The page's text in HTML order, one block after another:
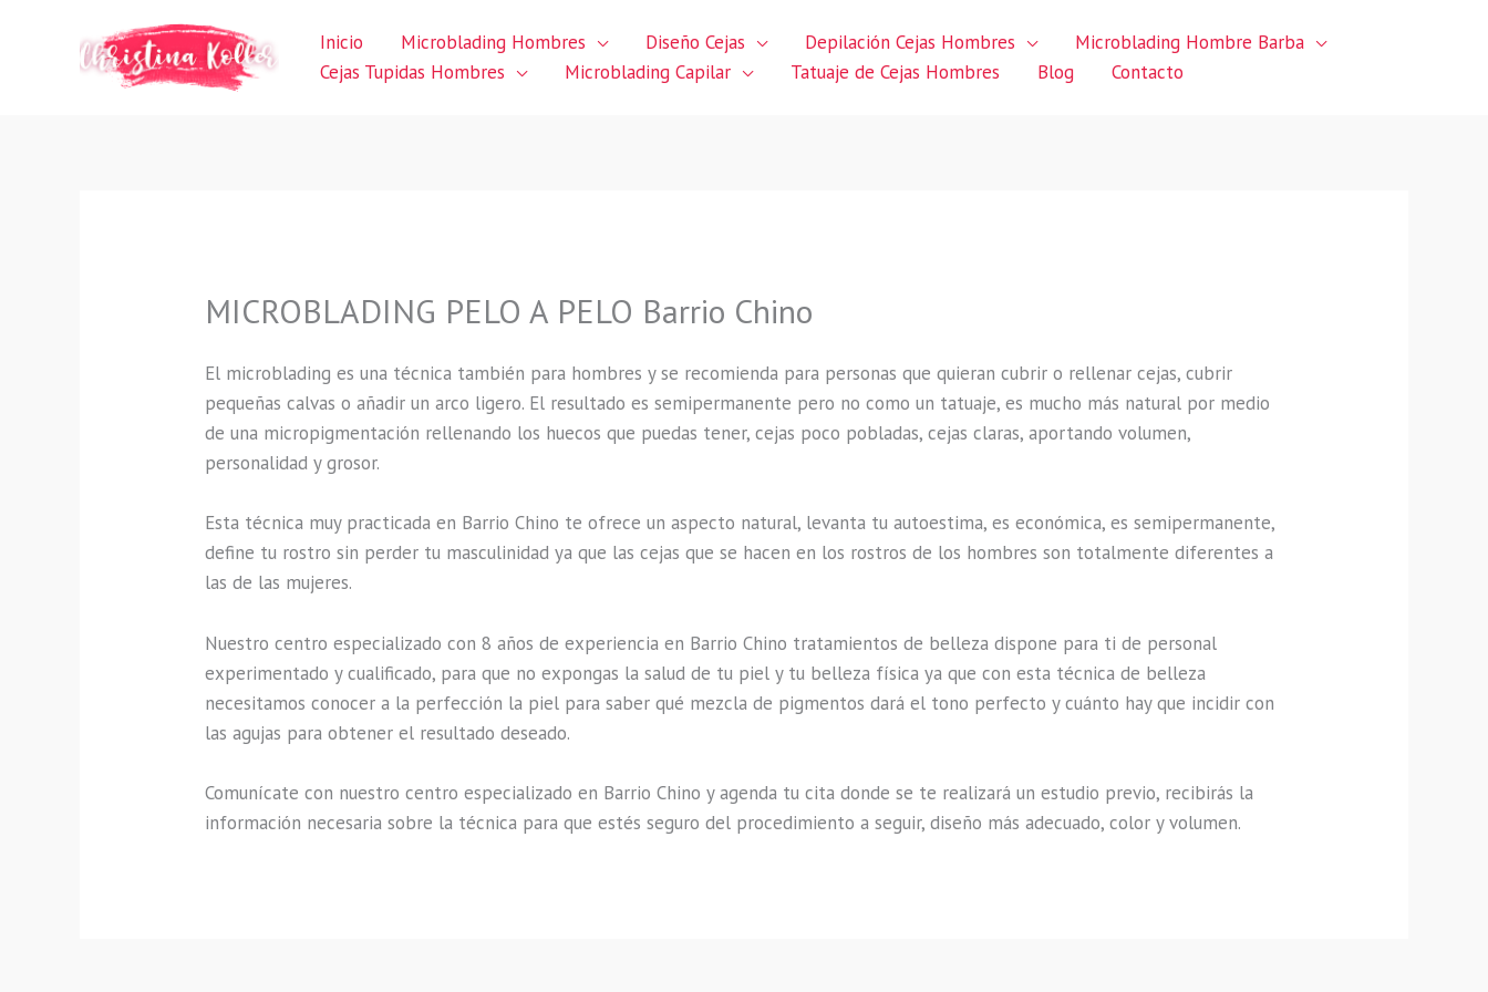
Inicio Microblading Hombres Diseño Cejas Depilación Cejas Hombres
Microblading Hombre Barba
Cejas Tupidas Hombres
Microblading Capilar Tatuaje de Cejas Hombres Blog Contacto
MICROBLADING PELO A PELO Barrio Chino
El microblading es una técnica también para hombres y se recomienda para personas que quieran cubrir o rellenar cejas, cubrir
pequeñas calvas o añadir un arco ligero. El resultado es semipermanente pero no como un tatuaje, es mucho más natural por medio
de una micropigmentación rellenando los huecos que puedas tener, cejas poco pobladas, cejas claras, aportando volumen,
personalidad y grosor.
Esta técnica muy practicada en Barrio Chino te ofrece un aspecto natural, levanta tu autoestima, es económica, es semipermanente,
define tu rostro sin perder tu masculinidad ya que las cejas que se hacen en los rostros de los hombres son totalmente diferentes a
las de las mujeres.
Nuestro centro especializado con 8 años de experiencia en Barrio Chino tratamientos de belleza dispone para ti de personal
experimentado y cualificado, para que no expongas la salud de tu piel y tu belleza física ya que con esta técnica de belleza
necesitamos conocer a la perfección la piel para saber qué mezcla de pigmentos dará el tono perfecto y cuánto hay que incidir con
las agujas para obtener el resultado deseado.
Comunícate con nuestro centro especializado en Barrio Chino y agenda tu cita donde se te realizará un estudio previo, recibirás la
información necesaria sobre la técnica para que estés seguro del procedimiento a seguir, diseño más adecuado, color y volumen.